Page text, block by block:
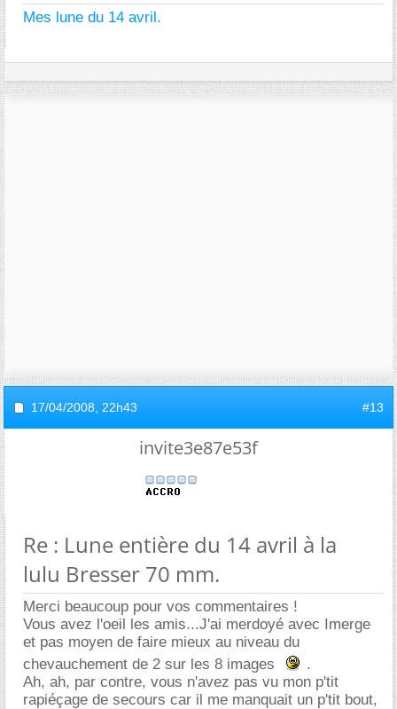
Mes lune du 14 avril.
17/04/2008, 22h43 #13
invite3e87e53f
Re : Lune entière du 14 avril à la
lulu Bresser 70 mm.
Merci beaucoup pour vos commentaires !
Vous avez l'oeil les amis...J'ai merdoyé avec Imerge
et pas moyen de faire mieux au niveau du
chevauchement de 2 sur les 8 images
.
Ah, ah, par contre, vous n'avez pas vu mon p'tit
rapiéçage de secours car il me manquait un p'tit bout,